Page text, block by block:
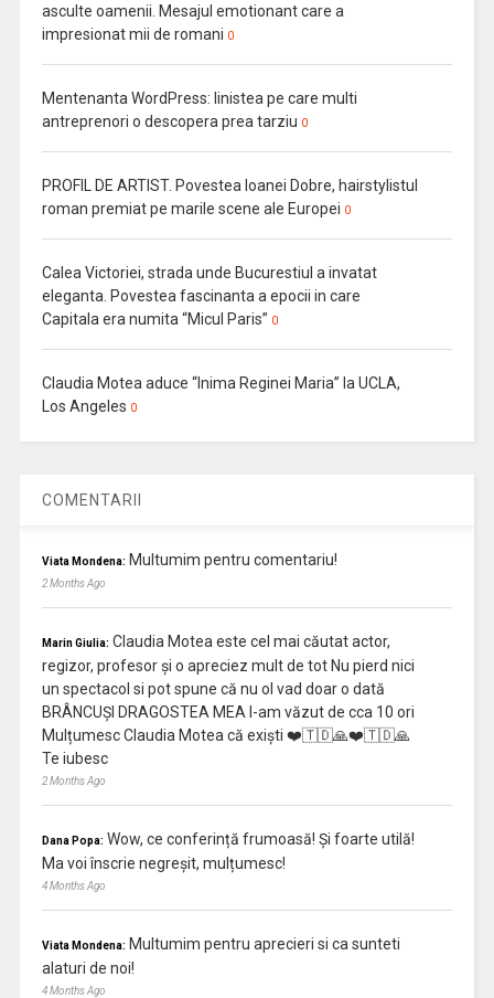
asculte oamenii. Mesajul emotionant care a
impresionat mii de romani 0
Mentenanta WordPress: linistea pe care multi
antreprenori o descopera prea tarziu 0
PROFIL DE ARTIST. Povestea Ioanei Dobre, hairstylistul
roman premiat pe marile scene ale Europei 0
Calea Victoriei, strada unde Bucurestiul a invatat
eleganta. Povestea fascinanta a epocii in care
Capitala era numita “Micul Paris” 0
Claudia Motea aduce “Inima Reginei Maria” la UCLA,
Los Angeles 0
COMENTARII
Viata Mondena: Multumim pentru comentariu!
2 Months Ago
Marin Giulia: Claudia Motea este cel mai căutat actor,
regizor, profesor și o apreciez mult de tot Nu pierd nici
un spectacol si pot spune că nu ol vad doar o dată
BRÂNCUȘI DRAGOSTEA MEA l-am văzut de cca 10 ori
Mulțumesc Claudia Motea că exiști ❤️🇹🇩🙏❤️🇹🇩🙏
Te iubesc
2 Months Ago
Dana Popa: Wow, ce conferință frumoasă! Și foarte utilă!
Ma voi înscrie negreșit, mulțumesc!
4 Months Ago
Viata Mondena: Multumim pentru aprecieri si ca sunteti
alaturi de noi!
4 Months Ago